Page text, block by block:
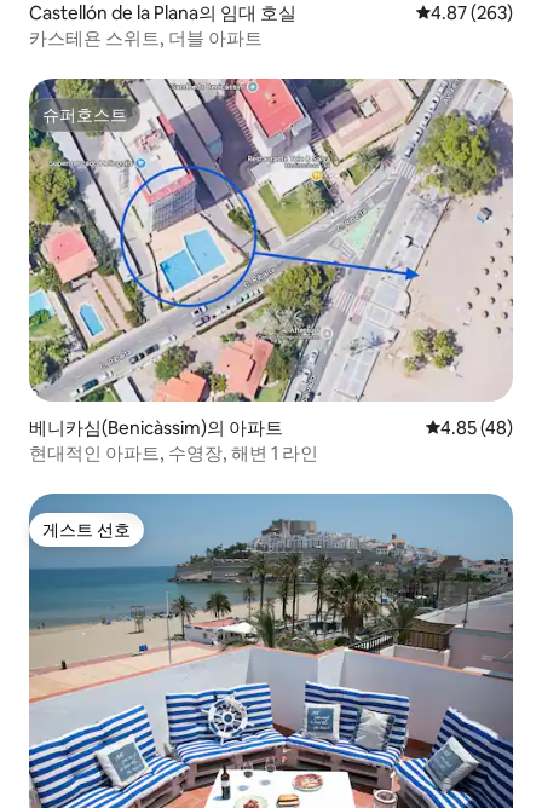
Castellón de la Plana의 임대 호실 평점 4.87점(5
4.87 (263)
카스테욘 스위트, 더블 아파트
슈퍼호스트
슈퍼호스트
베니카심(Benicàssim)의 아파트 평점 4.85점(5
4.85 (48)
현대적인 아파트, 수영장, 해변 1 라인
게스트 선호
게스트 선호